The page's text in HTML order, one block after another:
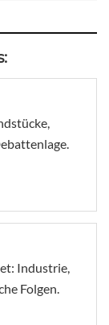
Industrie,
Folgen.